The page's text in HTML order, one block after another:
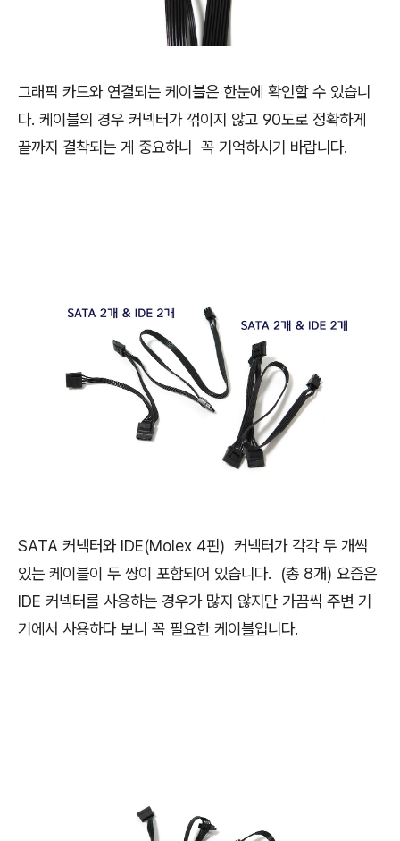
그래픽 카드와 연결되는 케이블은 한눈에 확인할 수 있습니
다. 케이블의 경우 커넥터가 꺾이지 않고 90도로 정확하게
끝까지 결착되는 게 중요하니 꼭 기억하시기 바랍니다.
SATA 커넥터와 IDE(Molex 4핀) 커넥터가 각각 두 개씩
있는 케이블이 두 쌍이 포함되어 있습니다. (총 8개) 요즘은
IDE 커넥터를 사용하는 경우가 많지 않지만 가끔씩 주변 기
기에서 사용하다 보니 꼭 필요한 케이블입니다.